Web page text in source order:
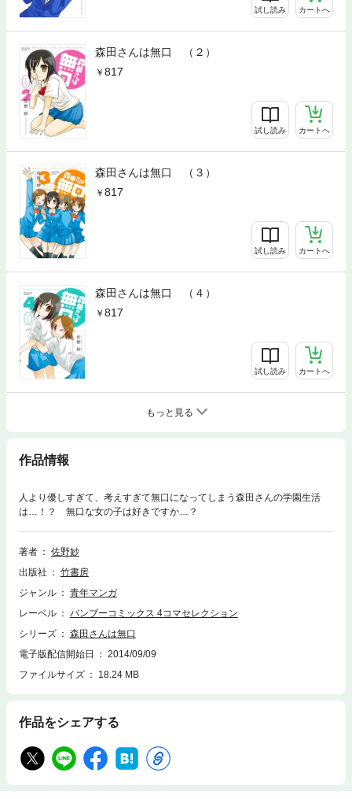
試し読み カートへ
森田さんは無口 （２）
817
試し読み カートへ
森田さんは無口 （３）
817
試し読み カートへ
森田さんは無口 （４）
817
試し読み カートへ
もっと見る
作品情報
人より優しすぎて、考えすぎて無口になってしまう森田さんの学園生活
は…！？ 無口な女の子は好きですか…？
著者
佐野妙
出版社
竹書房
ジャンル
青年マンガ
レーベル
バンブーコミックス 4コマセレクション
シリーズ
森田さんは無口
電子版配信開始日
2014/09/09
ファイルサイズ
18.24 MB
作品をシェアする